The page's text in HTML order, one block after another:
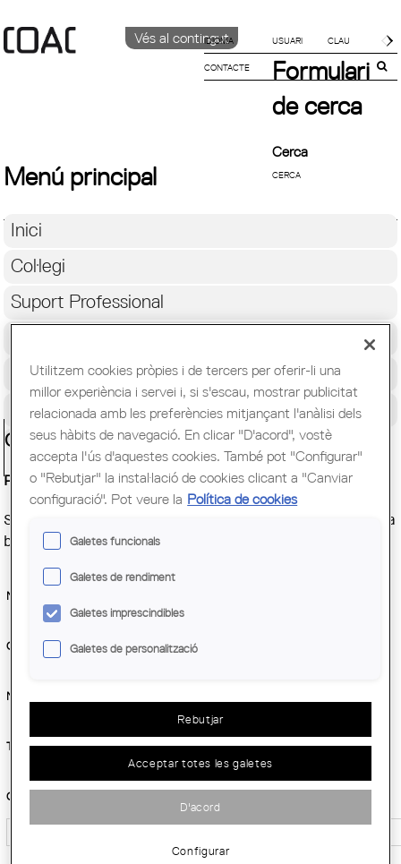
Vés al contingut
IDIOMA
CATALÀ
CONTACTE
Formulari
de cerca
Cerca
Menú principal
Inici
Col·legi
Suport Professional
Cultura
Congrés Mundial d'Arquitectes UIA
Ciutadania
Projecte educatiu 'Fent Arquitectura' curs 2022 / 2023
Si vols participar en aquest projecte educatiu, apunta't a la
borsa d'arquitectes.
Nom:
Cognoms:*
Número de col·legiat/ada:
Telèfon de contacte:*
Correu electrònic:
Utilitzem cookies pròpies i de tercers per oferir-li una
millor experiència i servei i, si s'escau, mostrar publicitat
relacionada amb les preferències mitjançant l'anàlisi dels
seus hàbits de navegació. En clicar "D'acord", vostè
accepta l'ús d'aquestes cookies. També pot "Configurar"
o "Rebutjar" la instal·lació de cookies clicant a "Canviar
configuració". Pot veure la Política de cookies
Galetes funcionals
Galetes de rendiment
Galetes imprescindibles
Galetes de personalització
Rebutjar
Acceptar totes les galetes
D'acord
Configurar